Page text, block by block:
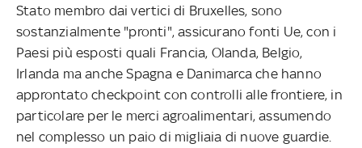
Stato membro dai vertici di Bruxelles, sono
sostanzialmente "pronti", assicurano fonti Ue, con i
Paesi più esposti quali Francia, Olanda, Belgio,
Irlanda ma anche Spagna e Danimarca che hanno
approntato checkpoint con controlli alle frontiere, in
particolare per le merci agroalimentari, assumendo
nel complesso un paio di migliaia di nuove guardie.